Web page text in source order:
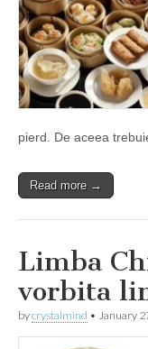
pierd. De aceea
Read more →
Limba
vorbita
bycrystalmind • January